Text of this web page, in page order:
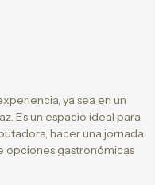
ya sea en un
Es un espacio ideal para
hacer una jornada
opciones gastronómicas